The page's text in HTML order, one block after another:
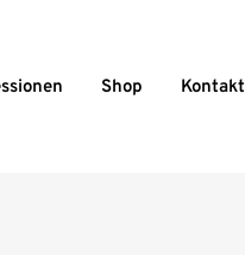
Shop Kontakt